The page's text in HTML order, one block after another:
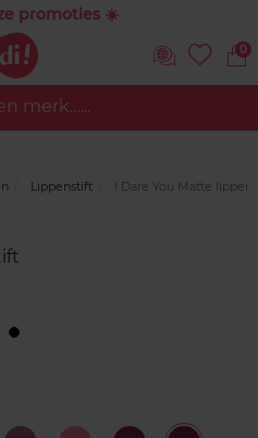
promoties ☀️
0
merk…...
Lippenstift I Dare You Matte